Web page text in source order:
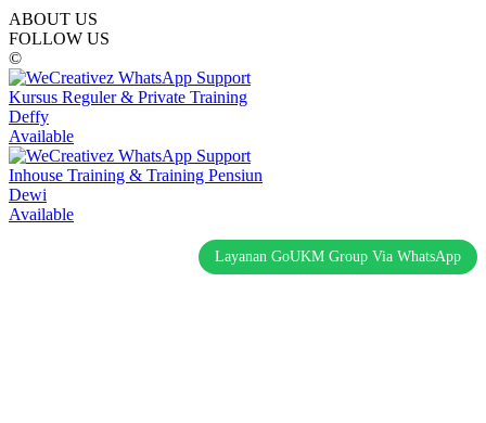
ABOUT US
FOLLOW US
©
Kursus Reguler & Private Training
Deffy
Available
Inhouse Training & Training Pensiun
Dewi
Available
Layanan GoUKM Group Via WhatsApp